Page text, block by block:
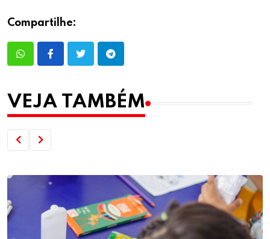
Compartilhe:
VEJA TAMBÉM